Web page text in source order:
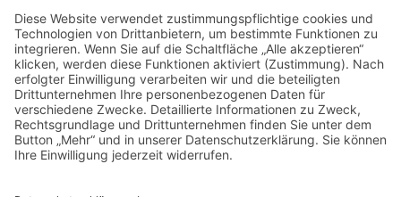
88499 Riedlingen
Tel. 07371 - 90 96 56
Mobil 0173 - 65 29 766
Kontakt
Impressum